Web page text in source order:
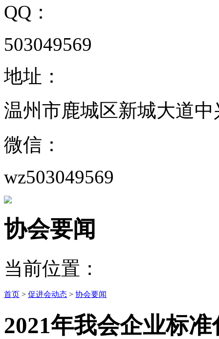
QQ：
503049569
地址：
温州市鹿城区新城大道中
微信：
wz503049569
协会要闻
当前位置：
首页 > 促进会动态 > 协会要闻
2021年我会企业标